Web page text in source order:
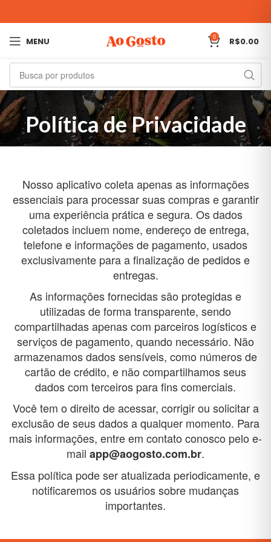
MENU 0 R$0.00
Política de Privacidade
Nosso aplicativo coleta apenas as informações
essenciais para processar suas compras e garantir
uma experiência prática e segura. Os dados
coletados incluem nome, endereço de entrega,
telefone e informações de pagamento, usados
exclusivamente para a finalização de pedidos e
entregas.
As informações fornecidas são protegidas e
utilizadas de forma transparente, sendo
compartilhadas apenas com parceiros logísticos e
serviços de pagamento, quando necessário. Não
armazenamos dados sensíveis, como números de
cartão de crédito, e não compartilhamos seus
dados com terceiros para fins comerciais.
Você tem o direito de acessar, corrigir ou solicitar a
exclusão de seus dados a qualquer momento. Para
mais informações, entre em contato conosco pelo e-
mail app@aogosto.com.br.
Essa política pode ser atualizada periodicamente, e
notificaremos os usuários sobre mudanças
importantes.